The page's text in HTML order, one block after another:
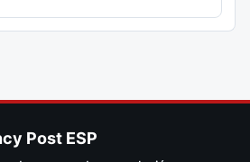
Post ESP